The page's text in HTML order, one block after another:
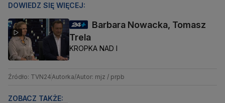
DOWIEDZ SIĘ WIĘCEJ:
Barbara Nowacka, Tomasz
Trela
KROPKA NAD I
Źródło: TVN24 Autorka/Autor: mjz / prpb
ZOBACZ TAKŻE: